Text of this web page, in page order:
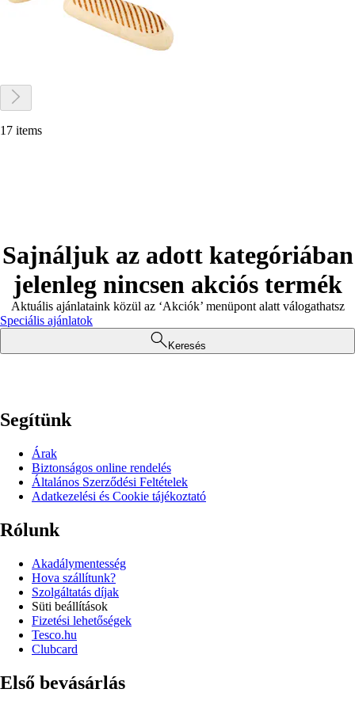
17 items
Sajnáljuk az adott kategóriában
jelenleg nincsen akciós termék
Aktuális ajánlataink közül az ‘Akciók’ menüpont alatt válogathatsz
Speciális ajánlatok
Keresés
Segítünk
Árak
Biztonságos online rendelés
Általános Szerződési Feltételek
Adatkezelési és Cookie tájékoztató
Rólunk
Akadálymentesség
Hova szállítunk?
Szolgáltatás díjak
Süti beállítások
Fizetési lehetőségek
Tesco.hu
Clubcard
Első bevásárlás